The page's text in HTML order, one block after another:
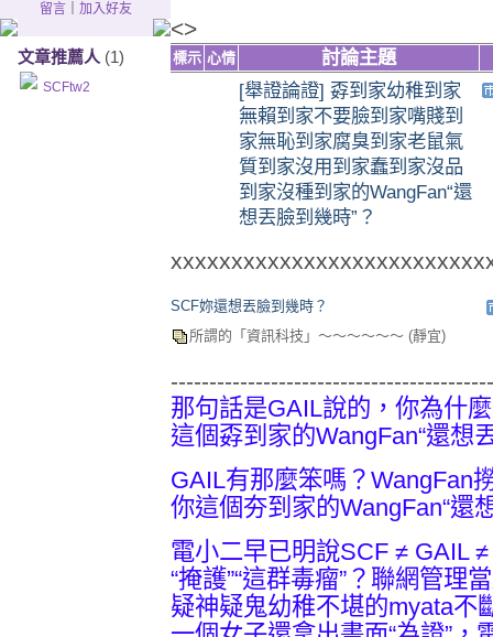
留言｜ 加入好友
文章推薦人 (1)
SCFtw2
<>
標示 心情
討論主題
[舉證論證] 孬到家幼稚到家
無賴到家不要臉到家嘴賤到
家無恥到家腐臭到家老鼠氣
質到家沒用到家蠢到家沒品
到家沒種到家的WangFan“還
想丟臉到幾時”？
SCF妳還想丟臉到幾時？
所謂的「資訊科技」～～～～～～ (靜宜)
那句話是GAIL說的，你為什
這個孬到家的WangFan“還想
GAIL有那麼笨嗎？WangFan
你這個夯到家的WangFan“還
電小二早已明說SCF ≠ GAIL
“掩護”“這群毒瘤”？聯網管理
疑神疑鬼幼稚不堪的myata不